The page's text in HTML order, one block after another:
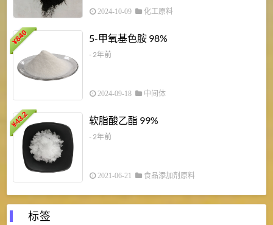
2024-10-09 化工原料
¥
840 5-甲氧基色胺 98%
- 2年前
2024-09-18 中间体
¥
43.2 软脂酸乙酯 99%
- 2年前
2021-06-21 食品添加剂原料
标签